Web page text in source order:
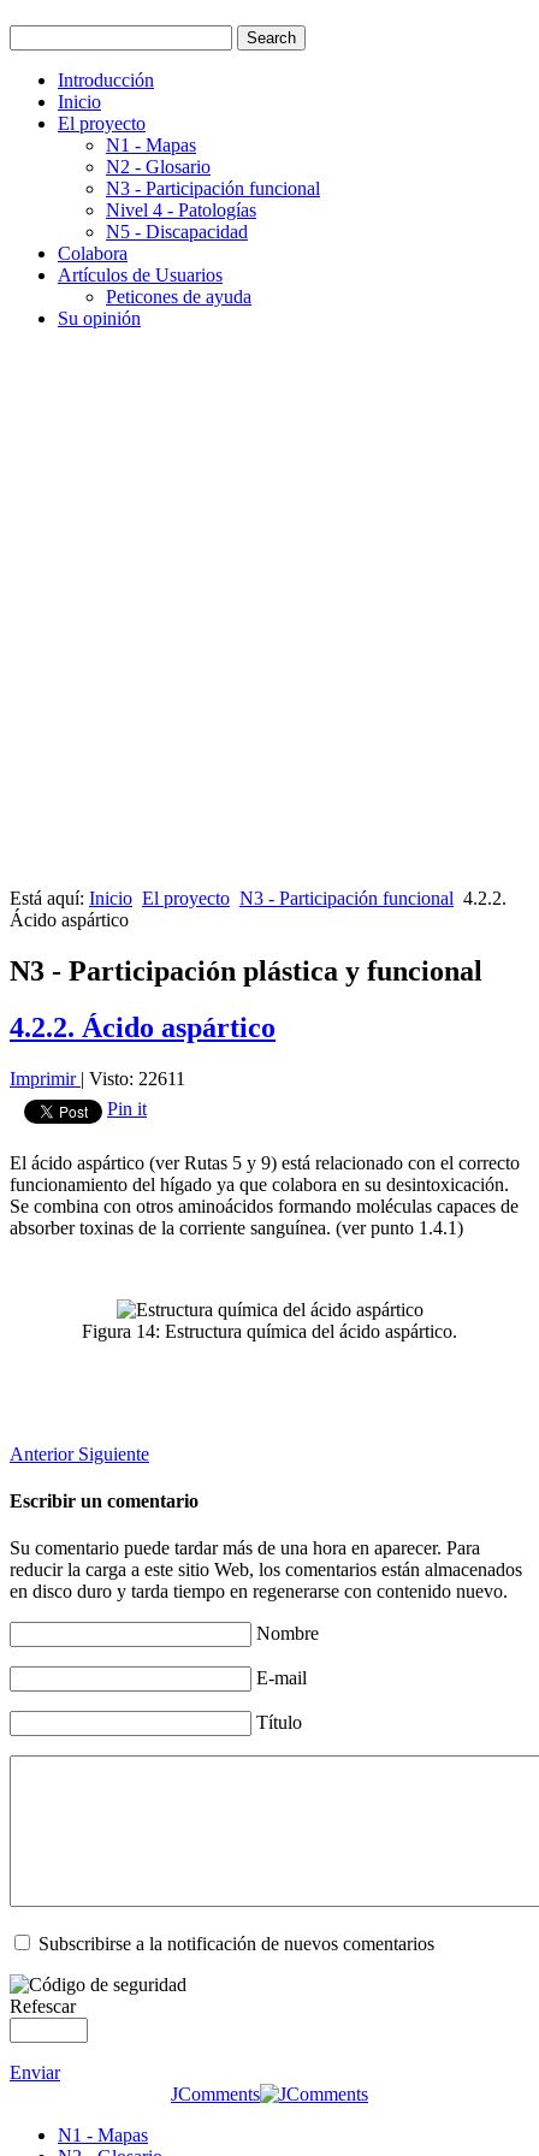
Introducción
Inicio
El proyecto
N1 - Mapas
N2 - Glosario
N3 - Participación funcional
Nivel 4 - Patologías
N5 - Discapacidad
Colabora
Artículos de Usuarios
Peticones de ayuda
Su opinión
Está aquí: Inicio El proyecto N3 - Participación funcional 4.2.2.
Ácido aspártico
N3 - Participación plástica y funcional
4.2.2. Ácido aspártico
Imprimir | Visto: 22611
Pin it
El ácido aspártico (ver Rutas 5 y 9) está relacionado con el correcto
funcionamiento del hígado ya que colabora en su desintoxicación.
Se combina con otros aminoácidos formando moléculas capaces de
absorber toxinas de la corriente sanguínea. (ver punto 1.4.1)
Figura 14: Estructura química del ácido aspártico.
Anterior Siguiente
Escribir un comentario
Su comentario puede tardar más de una hora en aparecer. Para
reducir la carga a este sitio Web, los comentarios están almacenados
en disco duro y tarda tiempo en regenerarse con contenido nuevo.
Nombre
E-mail
Título
Subscribirse a la notificación de nuevos comentarios
Refescar
Enviar
JComments
N1 - Mapas